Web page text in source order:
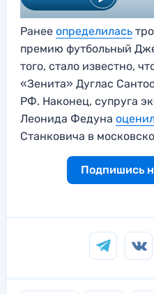
Ранее определилась
премию футбольный
того, стало известно,
«Зенита» Дуглас Сантос
РФ. Наконец, супруга
Леонида Федуна
Станковича в
Подпишись